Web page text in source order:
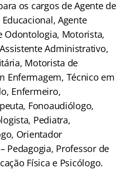
os cargos de Agente de
Agente
Odontologia, Motorista,
Administrativo,
Motorista de
Enfermagem, Técnico em
Enfermeiro,
Fonoaudiólogo,
Pediatra,
Orientador
Pedagogia, Professor de
Física e Psicólogo.